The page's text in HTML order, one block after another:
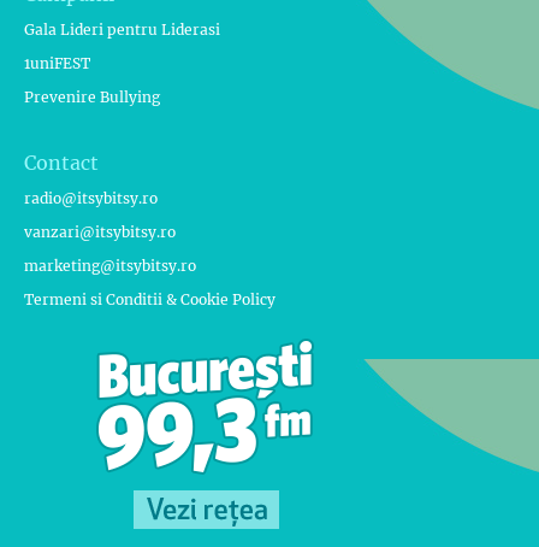
Gala Lideri pentru Liderasi
1uniFEST
Prevenire Bullying
Contact
radio@itsybitsy.ro
vanzari@itsybitsy.ro
marketing@itsybitsy.ro
Termeni si Conditii & Cookie Policy